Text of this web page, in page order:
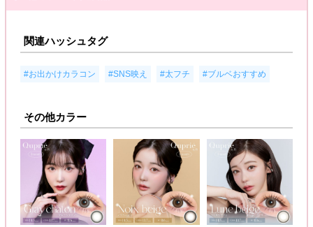
関連ハッシュタグ
#お出かけカラコン #SNS映え #太フチ #ブルベおすすめ
その他カラー